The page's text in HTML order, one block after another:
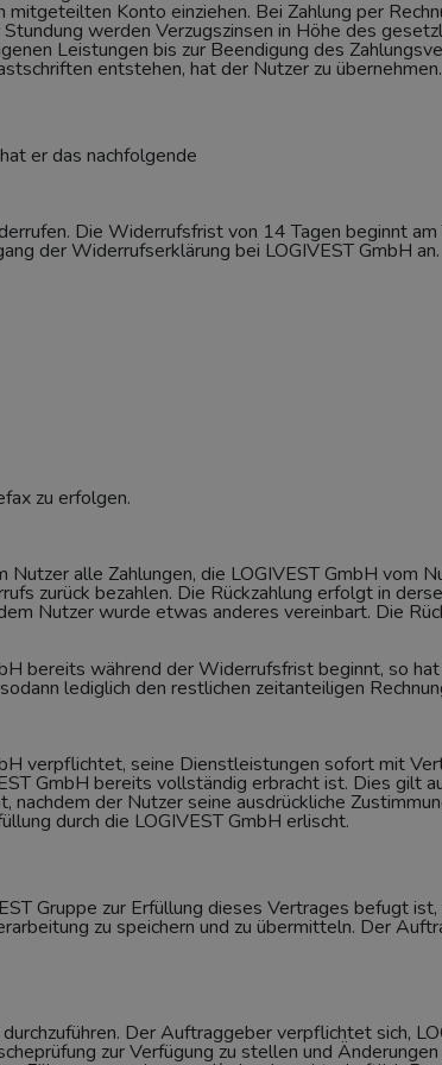
Konto einziehen. Bei Zahlung per
werden Verzugszinsen in Höhe des
Leistungen bis zur Beendigung des
entstehen, hat der Nutzer zu übernehmen.
er das nachfolgende
Die Widerrufsfrist von 14 Tagen beginnt am
der Widerrufserklärung bei LOGIVEST GmbH an.
zu erfolgen.
alle Zahlungen, die LOGIVEST GmbH vom
zurück bezahlen. Die Rückzahlung erfolgt in
Nutzer wurde etwas anderes vereinbart. Die
bereits während der Widerrufsfrist beginnt, so
lediglich den restlichen zeitanteiligen
verpflichtet, seine Dienstleistungen sofort mit
GmbH bereits vollständig erbracht ist. Dies gilt
der Nutzer seine ausdrückliche
durch die LOGIVEST GmbH erlischt.
Gruppe zur Erfüllung dieses Vertrages befugt
zu speichern und zu übermitteln. Der
Der Auftraggeber verpflichtet sich,
zur Verfügung zu stellen und